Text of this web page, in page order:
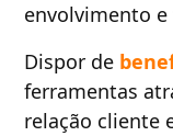
envolvimento e
Dispor de
ferramentas
relação cliente